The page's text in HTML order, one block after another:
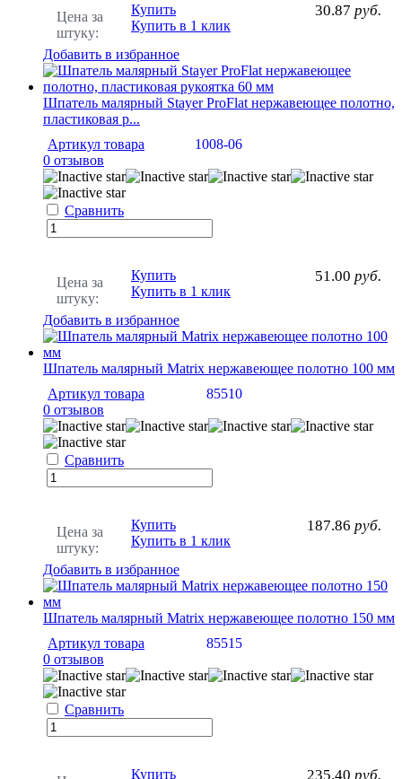
Цена за
штуку:
30.87 руб.
Купить
Купить в 1 клик
Добавить в избранное
Шпатель малярный Stayer ProFlat нержавеющее полотно,
пластиковая р...
Артикул товара
1008-06
0 отзывов
Сравнить
Цена за
штуку:
51.00 руб.
Купить
Купить в 1 клик
Добавить в избранное
Шпатель малярный Matrix нержавеющее полотно 100 мм
Артикул товара
85510
0 отзывов
Сравнить
Цена за
штуку:
187.86 руб.
Купить
Купить в 1 клик
Добавить в избранное
Шпатель малярный Matrix нержавеющее полотно 150 мм
Артикул товара
85515
0 отзывов
Сравнить
235.40 руб.
Купить